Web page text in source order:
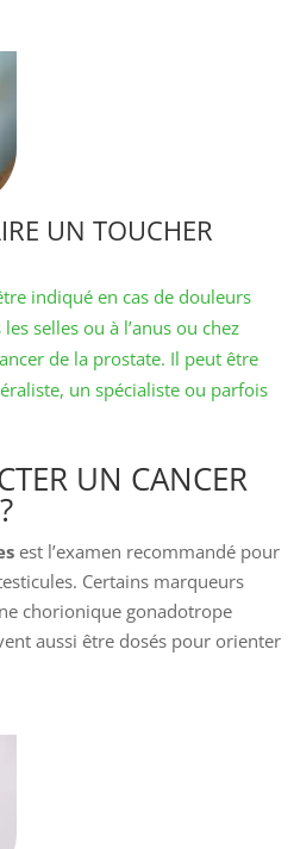
UN TOUCHER
indiqué en cas de douleurs
selles ou à l’anus ou chez
de la prostate. Il peut être
un spécialiste ou parfois
UN CANCER
est l’examen recommandé pour
Certains marqueurs
chorionique gonadotrope
aussi être dosés pour orienter